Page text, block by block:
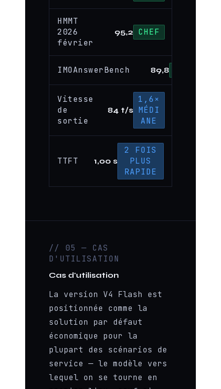
HMMT
2026
février
95,2 CHEF
IMOAnswerBench 89,8
Vitesse
de
sortie
84 t/s
1,6×
MÉDI
ANE
TTFT 1,00 s
2 FOIS
PLUS
RAPIDE
// 05 — CAS
D'UTILISATION
Cas d'utilisation
La version V4 Flash est
positionnée comme la
solution par défaut
économique pour la
plupart des scénarios de
service — le modèle vers
lequel on se tourne en